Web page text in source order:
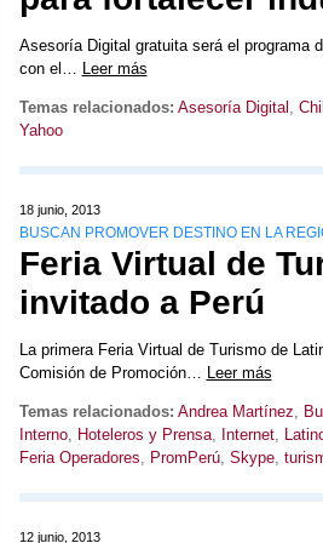
Asesoría Digital gratuita será el programa
con el… Leer más
Temas relacionados: Asesoría Digital ,
Yahoo
18 junio, 2013
BUSCAN PROMOVER DESTINO EN LA
Feria Virtual de
invitado a Perú
La primera Feria Virtual de Turismo de
Comisión de Promoción… Leer más
Temas relacionados: Andrea Martínez,
Interno, Hoteleros y Prensa, Internet,
Feria Operadores, PromPerú, Skype,
12 junio, 2013